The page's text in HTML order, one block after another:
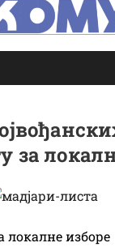
за
локалне изборе